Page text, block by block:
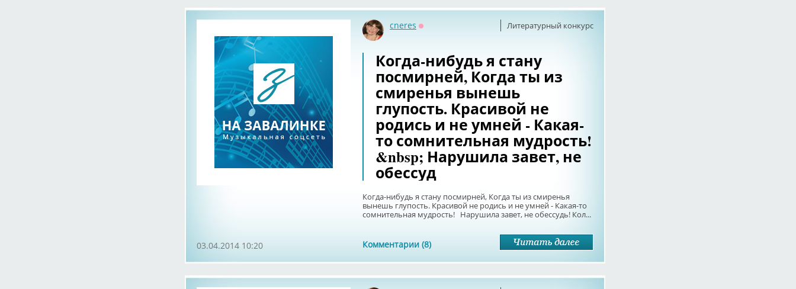
Литературный конкурс
cneres
Когда-нибудь я стану
посмирней, Когда ты из
смиренья вынешь
глупость. Красивой не
родись и не умней - Какая-
то сомнительная мудрость!
&nbsp; Нарушила завет, не
обессуд
Когда-нибудь я стану посмирней, Когда ты из смиренья
вынешь глупость. Красивой не родись и не умней - Какая-то
сомнительная мудрость! Нарушила завет, не обессудь! Кол...
Комментарии (8)
03.04.2014 10:20